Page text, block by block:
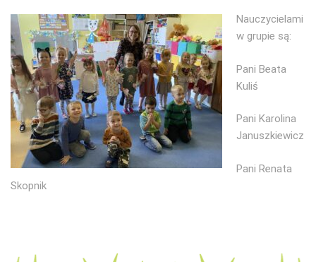
Nauczycielami
w grupie są:
Pani Beata
Kuliś
Pani Karolina
Januszkiewicz
Pani Renata
Skopnik